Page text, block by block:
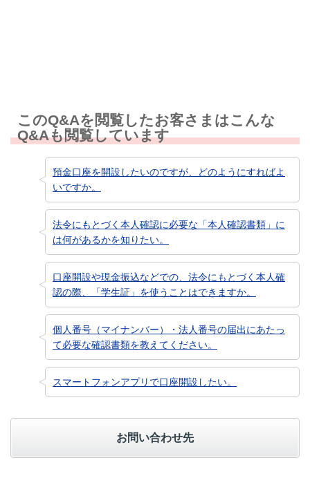
このQ&Aを閲覧したお客さまはこんな
Q&Aも閲覧しています
預金口座を開設したいのですが、どのようにすればよ
いですか。
法令にもとづく本人確認に必要な「本人確認書類」に
は何があるかを知りたい。
口座開設や現金振込などでの、法令にもとづく本人確
認の際、「学生証」を使うことはできますか。
個人番号（マイナンバー）・法人番号の届出にあたっ
て必要な確認書類を教えてください。
スマートフォンアプリで口座開設したい。
お問い合わせ先